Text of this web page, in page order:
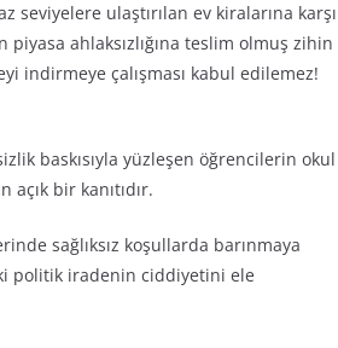
seviyelere ulaştırılan ev kiralarına karşı
ahlaksızlığına teslim olmuş zihin
indirmeye çalışması kabul edilemez!
baskısıyla yüzleşen öğrencilerin okul
bir kanıtıdır.
sağlıksız koşullarda barınmaya
politik iradenin ciddiyetini ele